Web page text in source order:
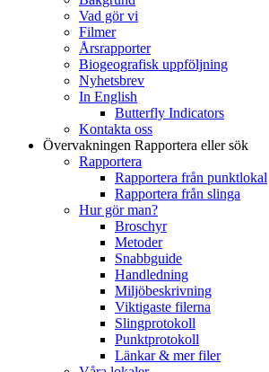
Vad gör vi
Filmer
Årsrapporter
Biogeografisk uppföljning
Nyhetsbrev
In English
Butterfly Indicators
Kontakta oss
Övervakningen Rapportera eller sök
Rapportera
Rapportera från punktlokal
Rapportera från slinga
Hur gör man?
Broschyr
Metoder
Snabbguide
Handledning
Miljöbeskrivning
Viktigaste filerna
Slingprotokoll
Punktprotokoll
Länkar & mer filer